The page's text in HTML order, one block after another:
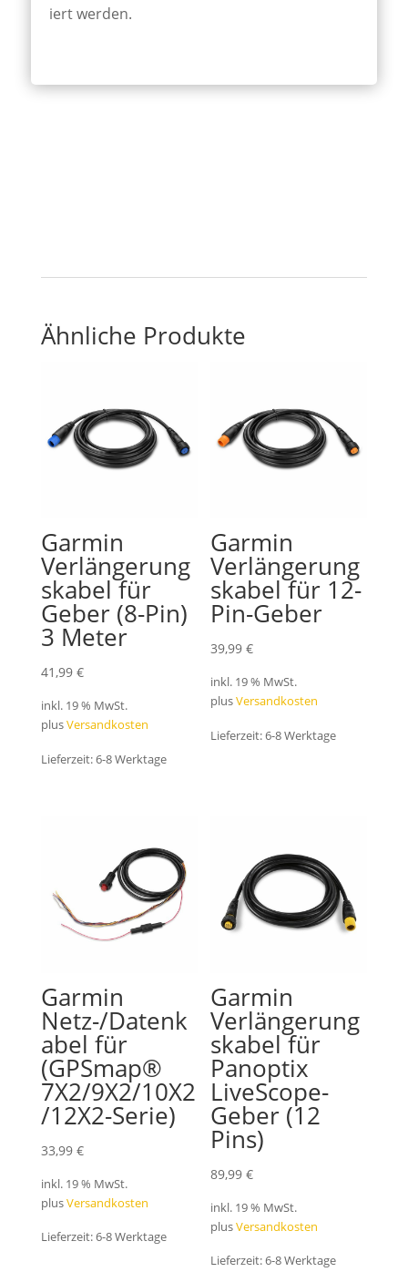
iert werden.
Ähnliche Produkte
Garmin
Verlängerung
skabel für
Geber (8-Pin)
3 Meter
41,99 €
inkl. 19 % MwSt.
plusVersandkosten
Lieferzeit:6-8 Werktage
Garmin
Verlängerung
skabel für 12-
Pin-Geber
39,99€
inkl. 19 % MwSt.
plusVersandkosten
Lieferzeit:6-8 Werktage
Garmin
Netz-/Datenk
abel für
(GPSmap®
7X2/9X2/10X2
/12X2-Serie)
33,99 €
inkl. 19 % MwSt.
plusVersandkosten
Lieferzeit:6-8 Werktage
Garmin
Verlängerung
skabel für
Panoptix
LiveScope-
Geber (12
Pins)
89,99€
inkl. 19 % MwSt.
plusVersandkosten
Lieferzeit:6-8 Werktage